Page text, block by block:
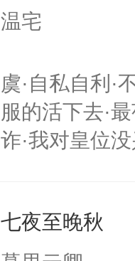
三皇子云黎晗
下旨后长达
端王被立为太
陶淑妃和姜德
和两位公主在
线，男主鉴
温宅
虞·自私自利·
服的活下去·
诈·我对皇位
重生开挂把自
搭伙过日子。
七夜至晚秋